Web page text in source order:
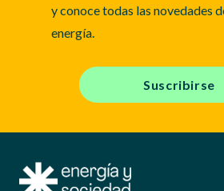
y conoce todas las novedades
energía.
Suscribirse